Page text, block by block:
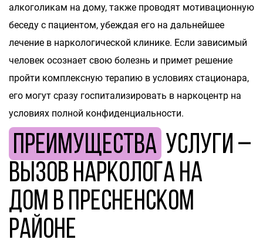
алкоголикам на дому, также проводят мотивационную
беседу с пациентом, убеждая его на дальнейшее
лечение в наркологической клинике. Если зависимый
человек осознает свою болезнь и примет решение
пройти комплексную терапию в условиях стационара,
его могут сразу госпитализировать в наркоцентр на
условиях полной конфиденциальности.
Преимущества услуги –
вызов нарколога на
дом в Пресненском
районе